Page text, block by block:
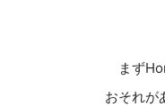
まず
おそれが